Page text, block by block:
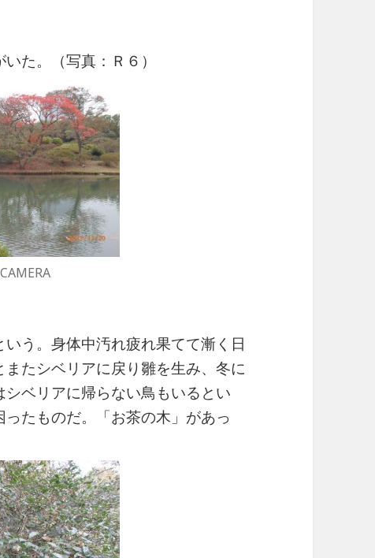
た。（写真：Ｒ６）
う。身体中汚れ疲れ果てて漸く日
たシベリアに戻り雛を生み、冬に
ベリアに帰らない鳥もいるとい
たものだ。「お茶の木」があっ